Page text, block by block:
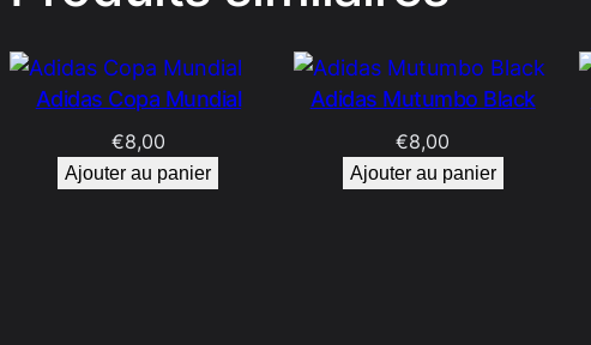
Adidas Copa Mundial
€8,00
Ajouter au panier
Adidas Mutumbo Black
€8,00
Ajouter au panier